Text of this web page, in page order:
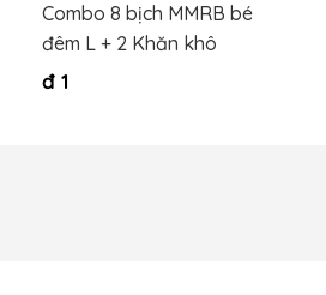
Combo 8 bịch MMRB bé
đêm L + 2 Khăn khô
đ 1